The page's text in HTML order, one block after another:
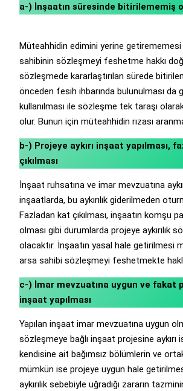
a-) İnşaatın süresinde bitirilememiş
Müteahhidin edimini yerine getirememesi
sahibinin sözleşmeyi feshetme hakkı
sözleşmede kararlaştırılan sürede
önceden fesih ihbarında bulunulması da
kullanılması ile sözleşme tek taraşı
olur. Bunun için müteahhidin rızası
b-) Projeye aykırı inşaat yapılması,
çıkılması
İnşaat ruhsatına ve imar mevzuatına
inşaatlarda, bu aykırılık giderilmeden
Fazladan kat çıkılması, inşaatın komşu
olması gibi durumlarda projeye aykırılık
olacaktır. İnşaatın yasal hale getirilmesi
arsa sahibi sözleşmeyi feshetmekte haklı
c-) İmar mevzuatına uygun ve fakat
inşaat yapılması
Yapılan inşaat imar mevzuatına uygun
sözleşmeye bağlı inşaat projesine aykırı
kendisine ait bağımsız bölümlerin ve
mümkün ise projeye uygun hale
aykırılık sebebiyle uğradığı zararın